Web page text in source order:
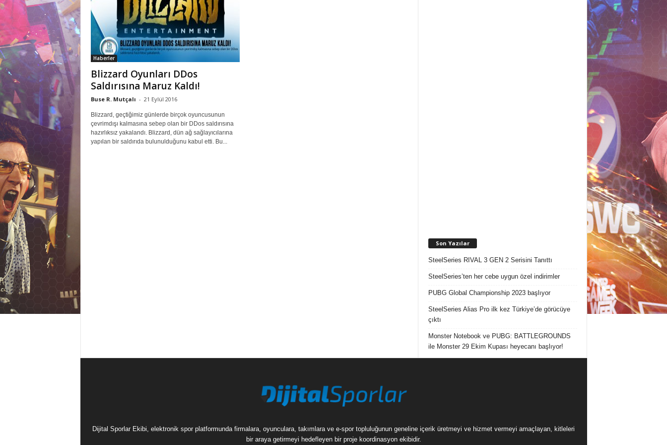
r
a
r
Haberler
Blizzard Oyunları DDos
Saldırısına Maruz Kaldı!
Buse R. Mutçalı - 21 Eylül 2016
Blizzard, geçtiğimiz günlerde birçok oyuncusunun
çevrimdışı kalmasına sebep olan bir DDos saldırısına
hazırlıksız yakalandı. Blizzard, dün ağ sağlayıcılarına
yapılan bir saldırıda bulunulduğunu kabul etti. Bu...
Son Yazılar
SteelSeries RIVAL 3 GEN 2 Serisini Tanıttı
SteelSeries’ten her cebe uygun özel indirimler
PUBG Global Championship 2023 başlıyor
SteelSeries Alias Pro ilk kez Türkiye’de görücüye
çıktı
Monster Notebook ve PUBG: BATTLEGROUNDS
ile Monster 29 Ekim Kupası heyecanı başlıyor!
Dijital Sporlar Ekibi, elektronik spor platformunda firmalara, oyunculara, takımlara ve e-spor topluluğunun geneline içerik üretmeyi ve hizmet vermeyi amaçlayan, kitleleri
bir araya getirmeyi hedefleyen bir proje koordinasyon ekibidir.